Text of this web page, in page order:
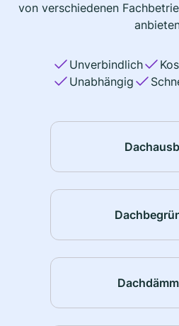
von verschiedenen
Unverbindlich
Unabhängig